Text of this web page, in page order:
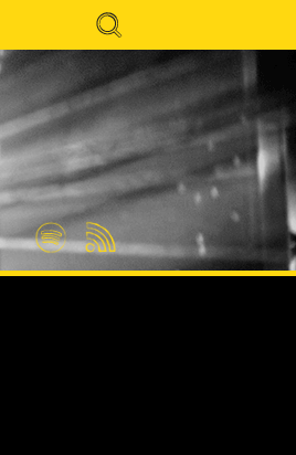
Search
for:
SpotifyFeed
RSS